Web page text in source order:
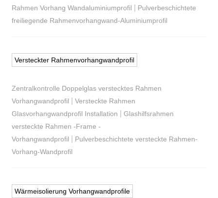
Rahmen Vorhang Wandaluminiumprofil
Pulverbeschichtete
freiliegende Rahmenvorhangwand-Aluminiumprofil
Versteckter Rahmenvorhangwandprofil
Zentralkontrolle Doppelglas verstecktes Rahmen
Vorhangwandprofil
Versteckte Rahmen
Glasvorhangwandprofil Installation
Glashilfsrahmen
versteckte Rahmen -Frame -
Vorhangwandprofil
Pulverbeschichtete versteckte Rahmen-
Vorhang-Wandprofil
Wärmeisolierung Vorhangwandprofile